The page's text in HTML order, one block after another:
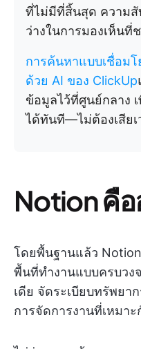
ที่ไม่มีที่สิ้นสุด ความสั
ว่างในการมองเห็นที่
การค้นหาแบบเชื่อมโ
ด้วย AI ของ ClickUp
ข้อมูลไว้ที่ศูนย์กลาง
ได้ทันที—ไม่ต้องเสีย
Notion คือ
โดยพื้นฐานแล้ว
พื้นที่ทำงานแบบครบวง
เดีย จัดระเบียบทรัพยา
การจัดการงานที่เหมา